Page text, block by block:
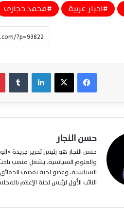
اخبار عربية محمد حجازى
فيسبوك ‫X لينكدإن
حسن النجار
حسن النجار هو رئيس تحرير جريدة
والعلوم السياسية. يشغل منصب
السياسية، وعضو لجنة تقصي
النائب الأول لرئيس لجنة الإعلام